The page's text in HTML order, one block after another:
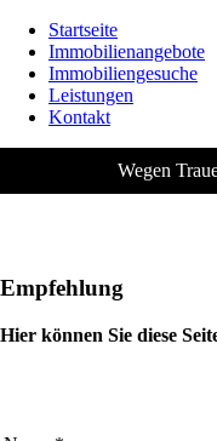
Startseite
Immobilienangebote
Immobiliengesuche
Leistungen
Kontakt
Wegen
Empfehlung
Hier können Sie diese